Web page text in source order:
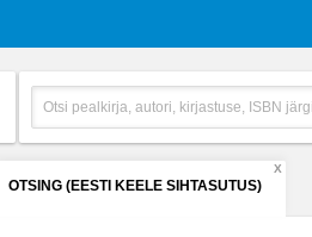
OTSING (EESTI KEELE SIHTASUTUS)
X